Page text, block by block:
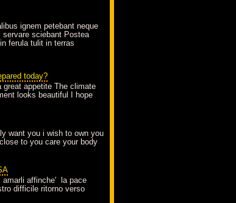
ignem petebant neque
servare sciebant Postea
ferula tulit in terras
today?
great appetite The climate
looks beautiful I hope
want you i wish to own you
to you care your body
amarli affinche' la pace
difficile ritorno verso